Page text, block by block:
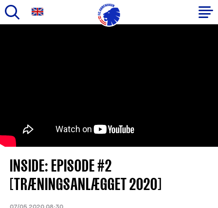
INSIDE: EPISODE #2
[TRÆNINGSANLÆGGET 2020]